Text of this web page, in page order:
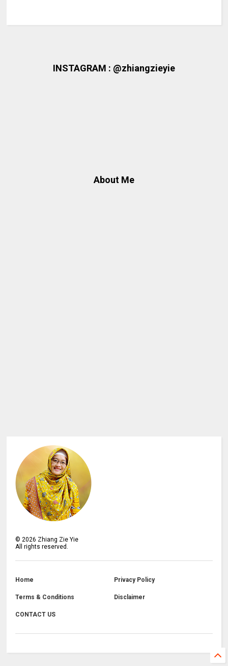
INSTAGRAM : @zhiangzieyie
About Me
©2026 Zhiang Zie Yie
All rights reserved.
Home Privacy Policy
Terms & Conditions Disclaimer
CONTACT US